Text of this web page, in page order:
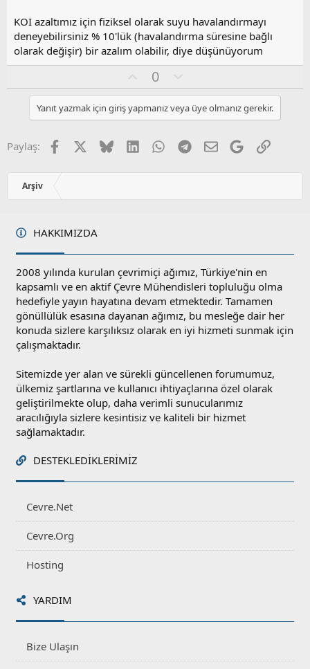
y
l
a
KOI azaltımız için fiziksel olarak suyu havalandırmayı
deneyebilirsiniz % 10'lük (havalandırma süresine bağlı
olarak değişir) bir azalım olabilir, diye düşünüyorum
y
l
a
0
l
u
m
u
z
o
l
Yanıt yazmak için giriş yapmanız veya üye olmanız gerekir.
Paylaş: Facebook BlueskyLinkedInWhatsApp
Telegram
E-postaGoogleLink
Arşiv
HAKKIMIZDA
2008 yılında kurulan çevrimiçi ağımız, Türkiye'nin en
kapsamlı ve en aktif Çevre Mühendisleri topluluğu olma
hedefiyle yayın hayatına devam etmektedir. Tamamen
gönüllülük esasına dayanan ağımız, bu mesleğe dair her
konuda sizlere karşılıksız olarak en iyi hizmeti sunmak için
çalışmaktadır.
Sitemizde yer alan ve sürekli güncellenen forumumuz,
ülkemiz şartlarına ve kullanıcı ihtiyaçlarına özel olarak
geliştirilmekte olup, daha verimli sunucularımız
aracılığıyla sizlere kesintisiz ve kaliteli bir hizmet
sağlamaktadır.
DESTEKLEDIKLERIMIZ
Cevre.Net
Cevre.Org
Hosting
YARDIM
Bize Ulaşın